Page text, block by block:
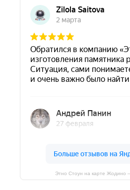
Этно Стоун на карте Жодино